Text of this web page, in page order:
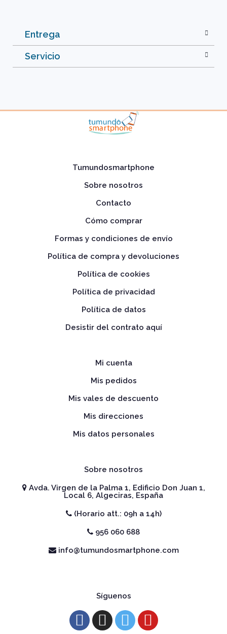
Entrega
Servicio
Tumundosmartphone
Sobre nosotros
Contacto
Cómo comprar
Formas y condiciones de envío
Política de compra y devoluciones
Política de cookies
Política de privacidad
Política de datos
Desistir del contrato aquí
Mi cuenta
Mis pedidos
Mis vales de descuento
Mis direcciones
Mis datos personales
Sobre nosotros
Avda. Virgen de la Palma 1, Edificio Don Juan 1,
Local 6, Algeciras, España
(Horario att.: 09h a 14h)
956 060 688
info@tumundosmartphone.com
Síguenos